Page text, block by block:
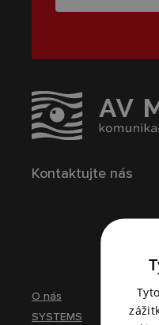
Kontaktujte nás
O nás
SYSTEMS